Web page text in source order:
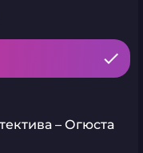
– Огюста